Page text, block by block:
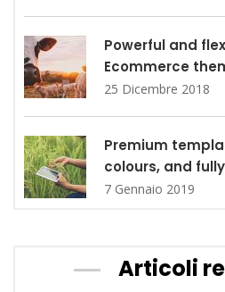
Powerful and
Ecommerce
25 Dicembre 2018
Premium
colours, and
7 Gennaio 2019
Articoli